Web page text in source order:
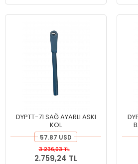
DYPTT-71 SAĞ AYARLI ASKI
KOL
57.87 USD
2.759,24 TL
3.236,03 TL